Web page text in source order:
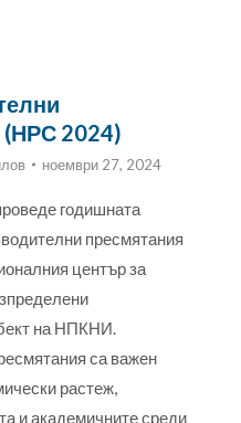
(НРС 2024)
ноември 27, 2024
годишната
пресмятания
център за
на НПКНИ.
са важен
растеж,
и академичните среди